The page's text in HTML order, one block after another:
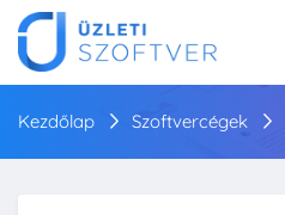
Kezdőlap Szoftvercégek